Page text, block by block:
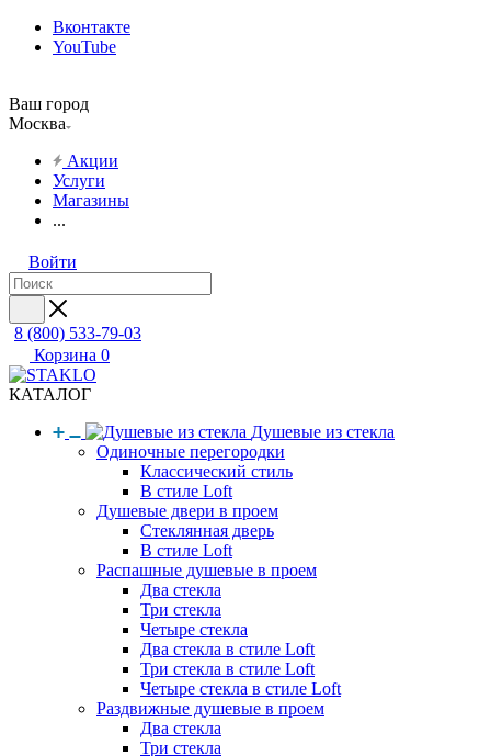
Вконтакте
YouTube
Ваш город
Москва
Акции
Услуги
Магазины
...
Войти
8 (800) 533-79-03
Корзина 0
КАТАЛОГ
Душевые из стекла
Одиночные перегородки
Классический стиль
В стиле Loft
Душевые двери в проем
Стеклянная дверь
В стиле Loft
Распашные душевые в проем
Два стекла
Три стекла
Четыре стекла
Два стекла в стиле Loft
Три стекла в стиле Loft
Четыре стекла в стиле Loft
Раздвижные душевые в проем
Два стекла
Три стекла